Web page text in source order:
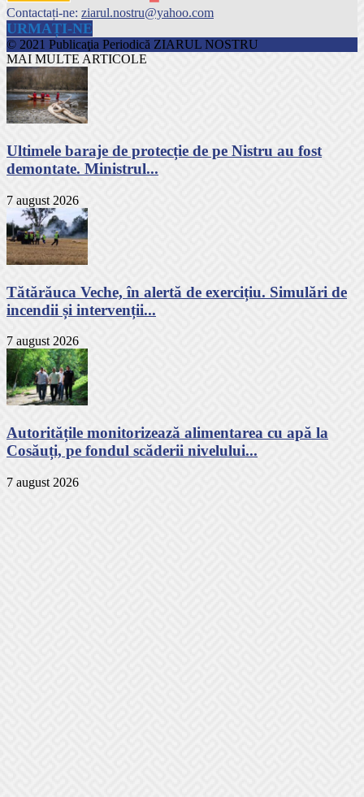
Contactați-ne: ziarul.nostru@yahoo.com
URMAȚI-NE
© 2021 Publicaţia Periodică ZIARUL NOSTRU
MAI MULTE ARTICOLE
Ultimele baraje de protecție de pe Nistru au fost
demontate. Ministrul...
7 august 2026
Tătărăuca Veche, în alertă de exercițiu. Simulări de
incendii și intervenții...
7 august 2026
Autoritățile monitorizează alimentarea cu apă la
Cosăuți, pe fondul scăderii nivelului...
7 august 2026